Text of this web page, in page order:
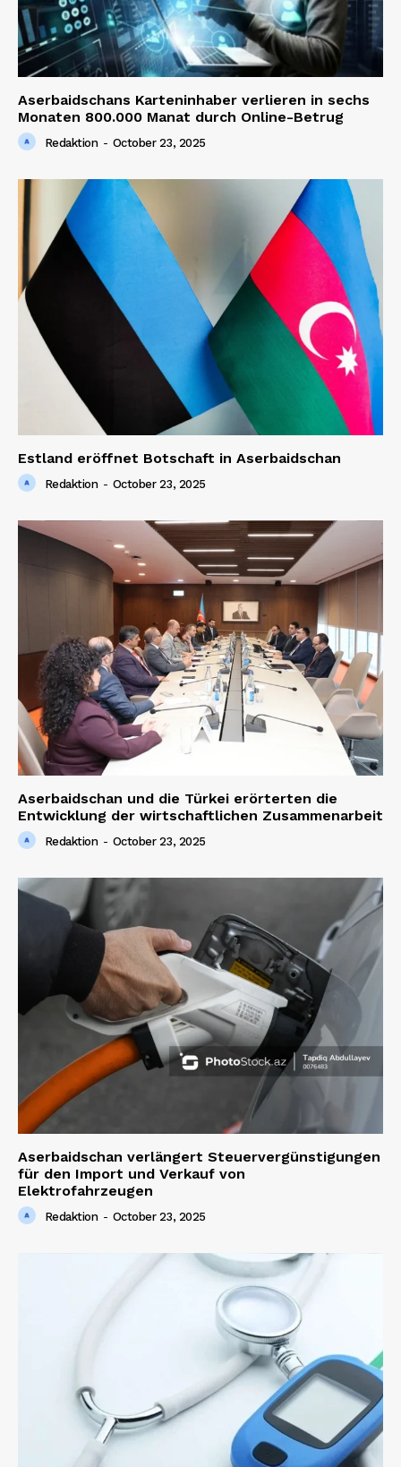
Aserbaidschans Karteninhaber verlieren in sechs
Monaten 800.000 Manat durch Online-Betrug
Redaktion - October 23, 2025
Estland eröffnet Botschaft in Aserbaidschan
Redaktion - October 23, 2025
Aserbaidschan und die Türkei erörterten die
Entwicklung der wirtschaftlichen Zusammenarbeit
Redaktion - October 23, 2025
Aserbaidschan verlängert Steuervergünstigungen
für den Import und Verkauf von
Elektrofahrzeugen
Redaktion - October 23, 2025